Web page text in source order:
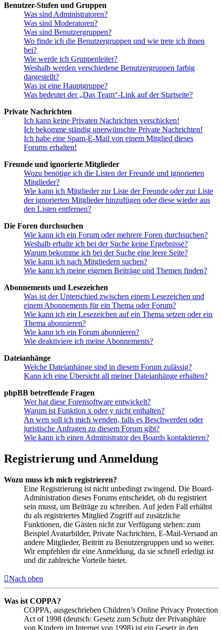
Benutzer-Stufen und Gruppen
Was sind Administratoren?
Was sind Moderatoren?
Was sind Benutzergruppen?
Wo finde ich die Benutzergruppen und wie trete ich ihnen
bei?
Wie werde ich Gruppenleiter?
Weshalb werden verschiedene Benutzergruppen farbig
dargestellt?
Was ist eine Hauptgruppe?
Was bedeutet der „Das Team“-Link auf der Startseite?
Private Nachrichten
Ich kann keine Privaten Nachrichten verschicken!
Ich bekomme ständig unerwünschte Private Nachrichten!
Ich habe eine Spam-E-Mail von einem Mitglied dieses
Forums erhalten!
Freunde und ignorierte Mitglieder
Wozu benötige ich die Listen der Freunde und ignorierten
Mitglieder?
Wie kann ich Mitglieder zur Liste der Freunde oder zur Liste
der ignorierten Mitglieder hinzufügen oder diese wieder aus
den Listen entfernen?
Die Foren durchsuchen
Wie kann ich ein Forum oder mehrere Foren durchsuchen?
Weshalb erhalte ich bei der Suche keine Ergebnisse?
Warum bekomme ich bei der Suche eine leere Seite?
Wie kann ich nach Mitgliedern suchen?
Wie kann ich meine eigenen Beiträge und Themen finden?
Abonnements und Lesezeichen
Was ist der Unterschied zwischen einem Lesezeichen und
einem Abonnements für ein Thema oder Forum?
Wie kann ich ein Lesezeichen auf ein Thema setzen oder ein
Thema abonnieren?
Wie kann ich ein Forum abonnieren?
Wie deaktiviere ich meine Abonnements?
Dateianhänge
Welche Dateianhänge sind in diesem Forum zulässig?
Kann ich eine Übersicht all meiner Dateianhänge erhalten?
phpBB betreffende Fragen
Wer hat diese Forensoftware entwickelt?
Warum ist Funktion x oder y nicht enthalten?
An wen soll ich mich wenden, falls es Beschwerden oder
juristische Anfragen zu diesem Forum gibt?
Wie kann ich einen Administrator des Boards kontaktieren?
Registrierung und Anmeldung
Wozu muss ich mich registrieren?
Eine Registrierung ist nicht unbedingt zwingend. Die Board-
Administration dieses Forums entscheidet, ob du registriert
sein musst, um Beiträge zu schreiben. Auf jeden Fall erhältst
du als registriertes Mitglied Zugriff auf zusätzliche
Funktionen, die Gästen nicht zur Verfügung stehen: zum
Beispiel Avatarbilder, Private Nachrichten, E-Mail-Versand an
andere Mitglieder, Beitritt zu Benutzergruppen und so weiter.
Wir empfehlen dir eine Anmeldung, da sie schnell erledigt ist
und dir zahlreiche Vorteile bietet.
Nach oben
Was ist COPPA?
COPPA, ausgeschrieben Children’s Online Privacy Protection
Act of 1998 (deutsch: Gesetz zum Schutz der Privatsphäre
von Kindern im Internet von 1998) ist ein Gesetz in den